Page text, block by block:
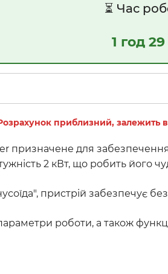
⏳ Час
1 год
приблизний, залежить
для
2 кВт, що робить
пристрій забезпечує
роботи, а також